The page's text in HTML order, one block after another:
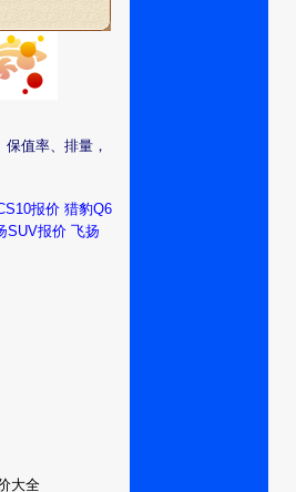
值率、排量，
报价 猎豹Q6
SUV报价 飞扬
大全